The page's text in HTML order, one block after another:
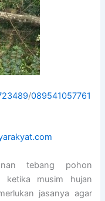
/089541057761
tebang pohon
ketika musim hujan
jasanya agar